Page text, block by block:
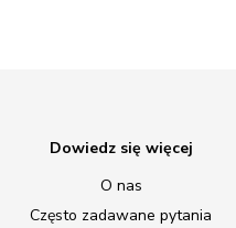
Dowiedz się więcej
O nas
Często zadawane pytania